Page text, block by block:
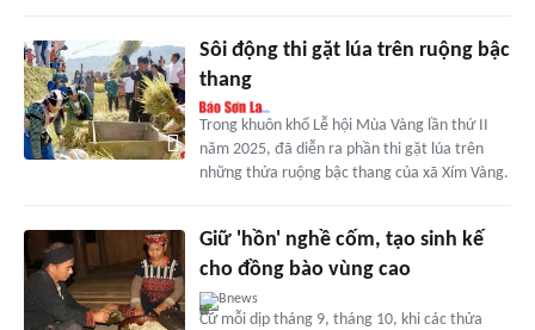
Sôi động thi gặt lúa trên ruộng bậc
thang
Trong khuôn khổ Lễ hội Mùa Vàng lần thứ II
năm 2025, đã diễn ra phần thi gặt lúa trên
những thửa ruộng bậc thang của xã Xím Vàng.
Giữ 'hồn' nghề cốm, tạo sinh kế
cho đồng bào vùng cao
Bnews
Cứ mỗi dịp tháng 9, tháng 10, khi các thửa